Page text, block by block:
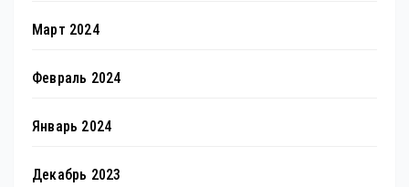
Март 2024
Февраль 2024
Январь 2024
Декабрь 2023